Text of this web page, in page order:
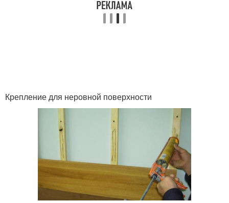
Крепление для неровной поверхности